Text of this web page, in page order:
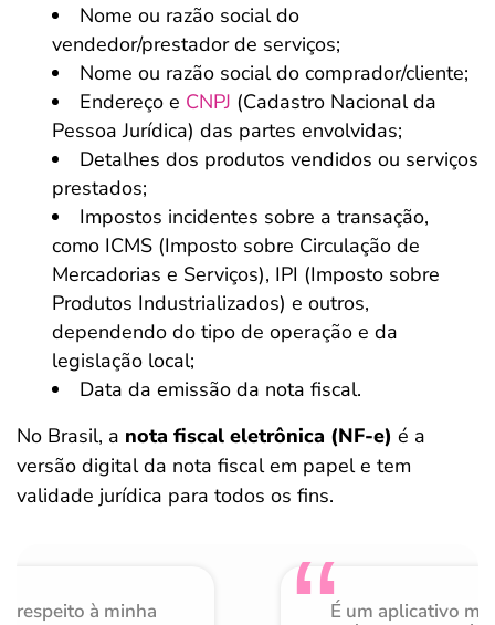
Nome ou razão social do
vendedor/prestador de serviços;
Nome ou razão social do comprador/cliente;
Endereço e CNPJ (Cadastro Nacional da
Pessoa Jurídica) das partes envolvidas;
Detalhes dos produtos vendidos ou serviços
prestados;
Impostos incidentes sobre a transação,
como ICMS (Imposto sobre Circulação de
Mercadorias e Serviços), IPI (Imposto sobre
Produtos Industrializados) e outros,
dependendo do tipo de operação e da
legislação local;
Data da emissão da nota fiscal.
No Brasil, a nota fiscal eletrônica (NF-e) é a
versão digital da nota fiscal em papel e tem
validade jurídica para todos os fins.
respeito à minha É um aplicativo